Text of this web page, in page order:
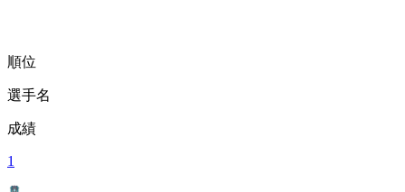
順位
選手名
成績
1